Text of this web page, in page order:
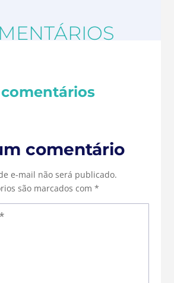
comentário
e-mail não será publicado.
são marcados com*